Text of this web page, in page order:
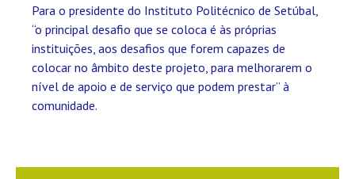
Para o presidente do Instituto Politécnico de Setúbal,
“o principal desafio que se coloca é às próprias
instituições, aos desafios que forem capazes de
colocar no âmbito deste projeto, para melhorarem o
nível de apoio e de serviço que podem prestar” à
comunidade.